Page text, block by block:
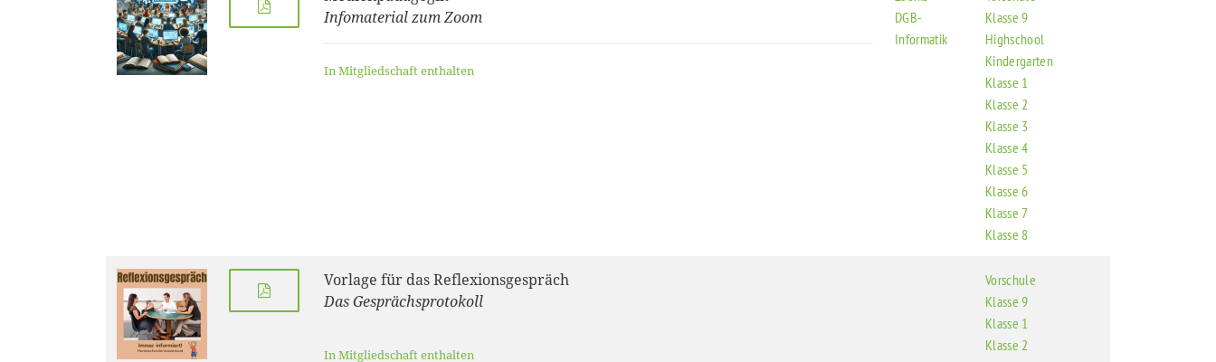
Infomaterial zum Zoom
In Mitgliedschaft enthalten
DGB-
Informatik
Klasse 9
Highschool
Kindergarten
Klasse 1
Klasse 2
Klasse 3
Klasse 4
Klasse 5
Klasse 6
Klasse 7
Klasse 8
Vorlage für das Reflexionsgespräch
Das Gesprächsprotokoll
In Mitgliedschaft enthalten
Vorschule
Klasse 9
Klasse 1
Klasse 2